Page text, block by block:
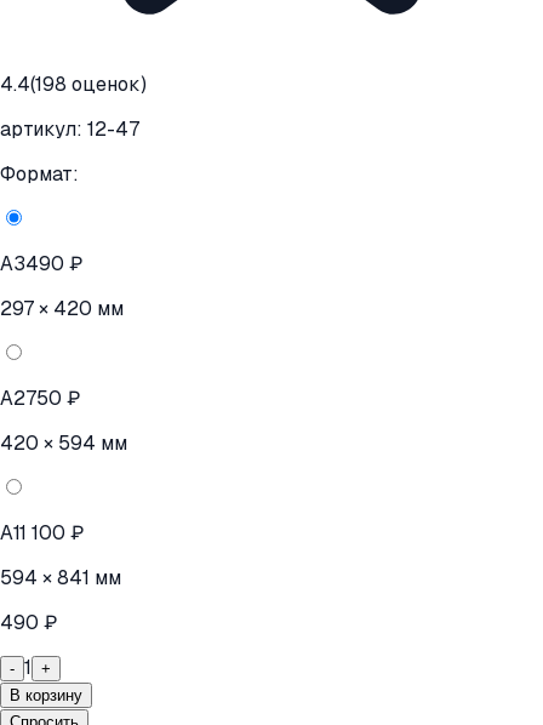
4.4(198 оценок)
артикул: 12-47
Формат:
A3490 ₽
297 × 420 мм
A2750 ₽
420 × 594 мм
A11 100 ₽
594 × 841 мм
490 ₽
- 1 +
В корзину